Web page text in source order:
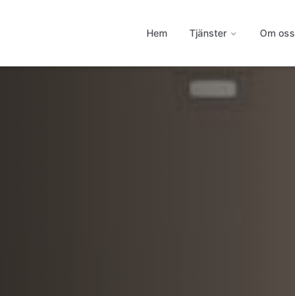
Hem Tjänster Om oss